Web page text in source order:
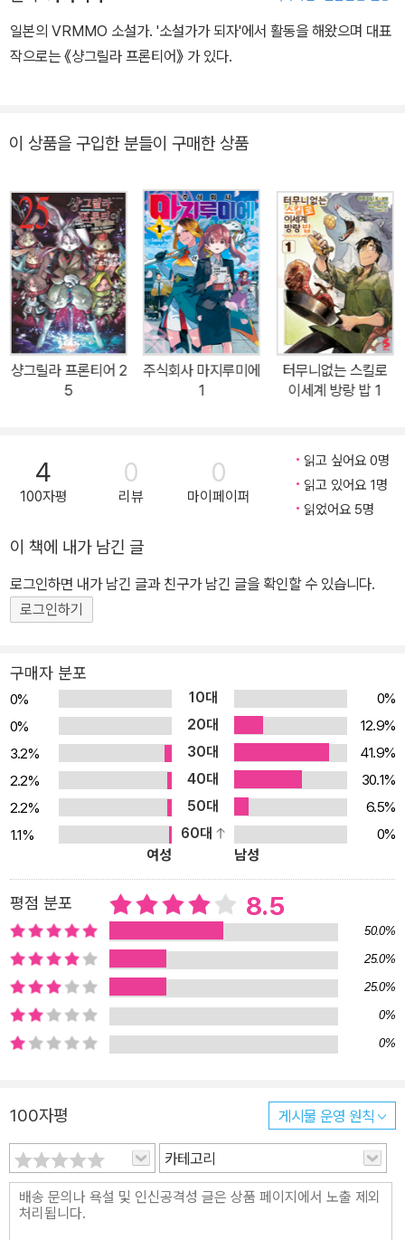
일본의 VRMMO 소설가. '소설가가 되자'에서 활동을 해왔으며 대표
작으로는 《샹그릴라 프론티어》 가 있다.
이 상품을 구입한 분들이 구매한 상품
샹그릴라 프론티어 2
5
주식회사 마지루미에
1
터무니없는 스킬로
이세계 방랑 밥 1
4
100자평
0
리뷰
0
마이페이퍼
읽고 싶어요 0명
읽고 있어요 1명
읽었어요 5명
이 책에 내가 남긴 글
로그인하면 내가 남긴 글과 친구가 남긴 글을 확인할 수 있습니다.
로그인하기
구매자 분포
0% 10대
0%
0%
20대
12.9%
3.2%
30대
41.9%
2.2%
40대
30.1%
2.2%
50대
6.5%
1.1%
60대
0%
여성
남성
평점 분포 8.5
50.0%
25.0%
25.0%
0%
0%
100자평 게시물 운영 원칙
카테고리